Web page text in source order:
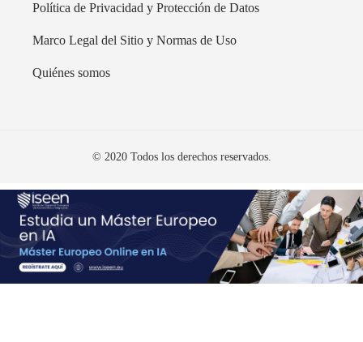
Política de Privacidad y Protección de Datos
Marco Legal del Sitio y Normas de Uso
Quiénes somos
© 2020 Todos los derechos reservados.